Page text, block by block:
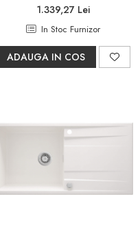
1.339,27 Lei
In Stoc Furnizor
ADAUGA IN COS